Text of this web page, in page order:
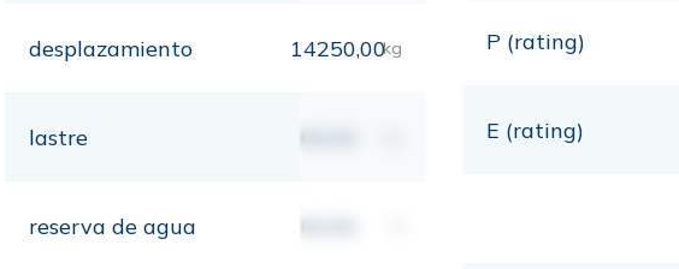
desplazamiento 14250,00kg
lastre 00,00
reserva de agua 00,00
P (rating)
E (rating)